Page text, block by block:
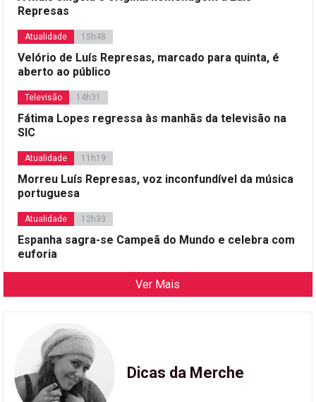
Represas
Atualidade 15h48
Velório de Luís Represas, marcado para quinta, é
aberto ao público
Televisão 14h31
Fátima Lopes regressa às manhãs da televisão na
SIC
Atualidade 11h19
Morreu Luís Represas, voz inconfundível da música
portuguesa
Atualidade 12h33
Espanha sagra-se Campeã do Mundo e celebra com
euforia
Ver Mais
Dicas da Merche